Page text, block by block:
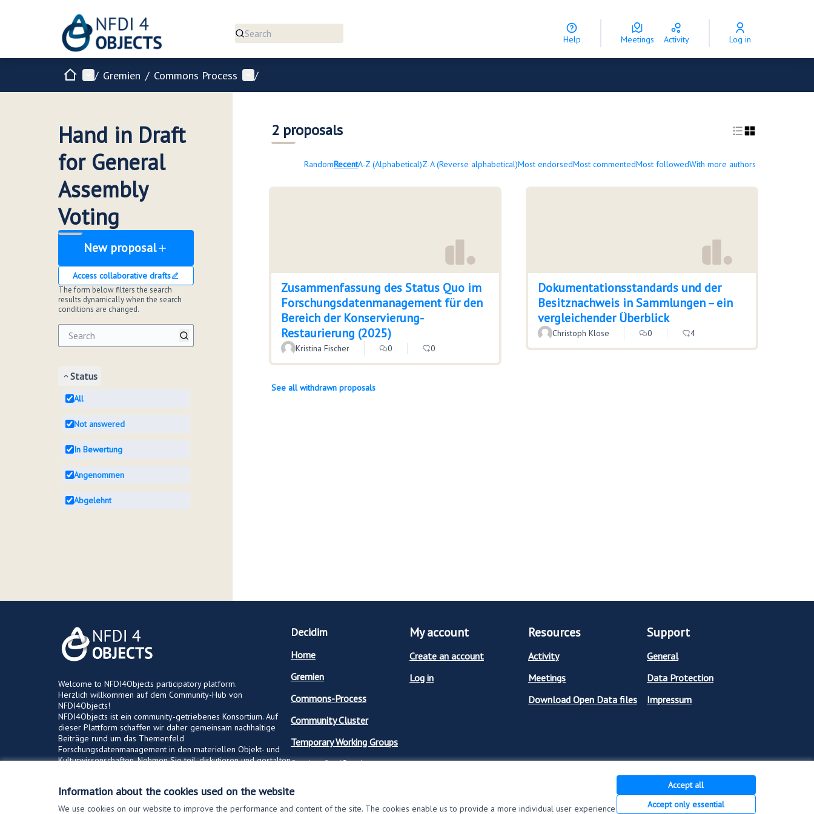
Information about the cookies used on the website
We use cookies on our website to improve the performance and content of the site. The cookies enable us to provide a more individual user experience
Accept all
Accept only essential
Help Meetings Activity Log in
HomeMain menu
/ Gremien / Commons Process User menu
/
Hand in Draft
for General
Assembly
Voting
New proposal
Access collaborative drafts
The form below filters the search
results dynamically when the search
conditions are changed.
Status
All
Not answered
In Bewertung
Angenommen
Abgelehnt
2 proposals
RandomRecentA-Z (Alphabetical)Z-A (Reverse alphabetical)Most endorsedMost commentedMost followedWith more authors
Zusammenfassung des Status Quo im
Forschungsdatenmanagement für den
Bereich der Konservierung-
Restaurierung (2025)
Kristina Fischer 0 0
Dokumentationsstandards und der
Besitznachweis in Sammlungen – ein
vergleichender Überblick
Christoph Klose 0 4
See all withdrawn proposals
Welcome to NFDI4Objects participatory platform.
Herzlich willkommen auf dem Community-Hub von
NFDI4Objects!
NFDI4Objects ist ein community-getriebenes Konsortium. Auf
dieser Plattform schaffen wir daher gemeinsam nachhaltige
Beiträge rund um das Themenfeld
Forschungsdatenmanagement in den materiellen Objekt- und
Kulturwissenschaften. Nehmen Sie teil, diskutieren und gestalten
Decidim
Home
Gremien
Commons-Process
Community Cluster
Temporary Working Groups
Service-Certification
My account
Create an account
Log in
Resources
Activity
Meetings
Download Open Data files
Support
General
Data Protection
Impressum